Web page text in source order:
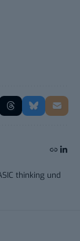
thinking und